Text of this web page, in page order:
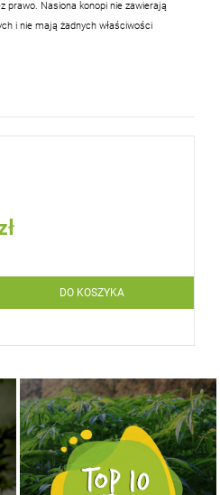
prawo. Nasiona konopi nie zawierają
i nie mają żadnych właściwości
DO KOSZYKA
NASIONA MARIHUANY TOP 10 OUTDOOR
KUP TERAZ